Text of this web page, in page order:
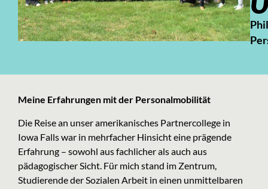
Meine Erfahrungen mit der Personalmobilität
Die Reise an unser amerikanisches Partnercollege in
Iowa Falls war in mehrfacher Hinsicht eine prägende
Erfahrung – sowohl aus fachlicher als auch aus
pädagogischer Sicht. Für mich stand im Zentrum,
Studierende der Sozialen Arbeit in einen unmittelbaren